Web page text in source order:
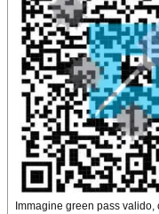
Immagine green pass